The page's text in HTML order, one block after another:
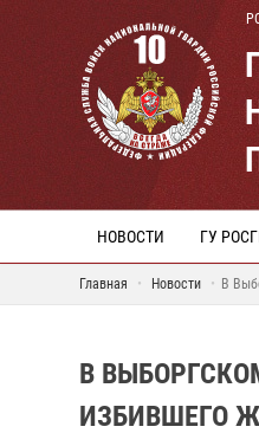
НОВОСТИ ГУ
Главная Новости В
В
ИЗБИВШЕГО